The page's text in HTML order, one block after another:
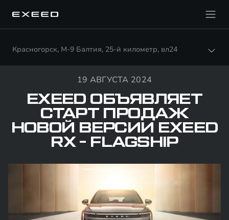
Красногорск, М-9 Балтия, 25-й километр, вл24
19 АВГУСТА 2024
EXEED ОБЪЯВЛЯЕТ
СТАРТ ПРОДАЖ
НОВОЙ ВЕРСИИ EXEED
RX - FLAGSHIP